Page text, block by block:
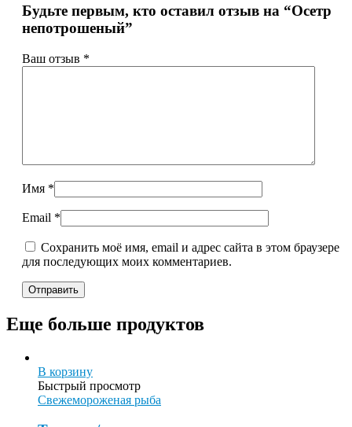
Будьте первым, кто оставил отзыв на “Осетр
непотрошеный”
Ваш отзыв *
Имя *
Email *
Сохранить моё имя, email и адрес сайта в этом браузере
для последующих моих комментариев.
Еще больше продуктов
В корзину
Быстрый просмотр
Свежемороженая рыба